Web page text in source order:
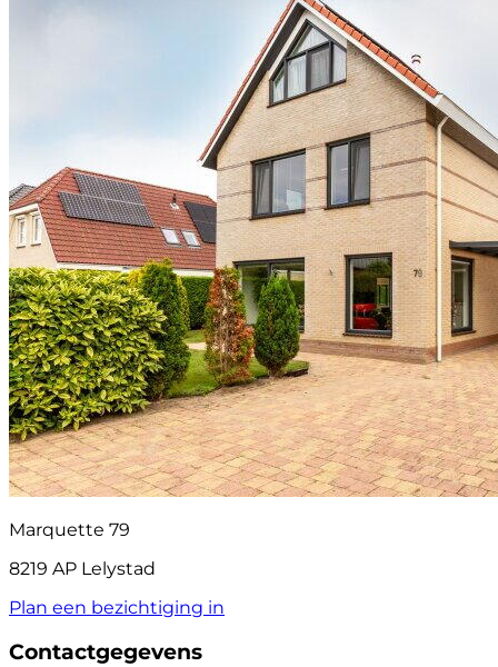
Marquette 79
8219 AP Lelystad
Plan een bezichtiging in
Contactgegevens